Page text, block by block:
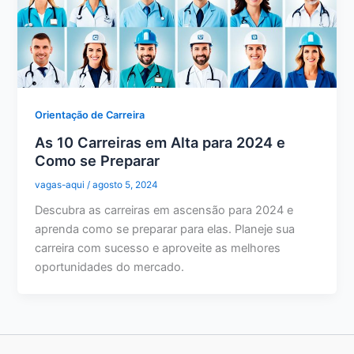
Orientação de Carreira
As 10 Carreiras em Alta para 2024 e
Como se Preparar
vagas-aqui /agosto 5, 2024
Descubra as carreiras em ascensão para 2024 e
aprenda como se preparar para elas. Planeje sua
carreira com sucesso e aproveite as melhores
oportunidades do mercado.